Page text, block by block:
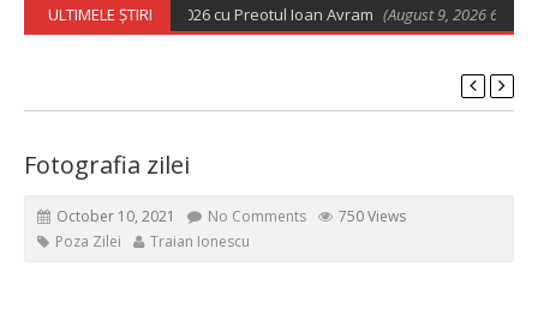
ULTIMELE ȘTIRI
din 9 august 2026 cu Preotul Ioan Avram (August 9, 2026 6:28 am)
Fotografia zilei
October 10, 2021 No Comments
750 Views
Poza Zilei
Traian Ionescu